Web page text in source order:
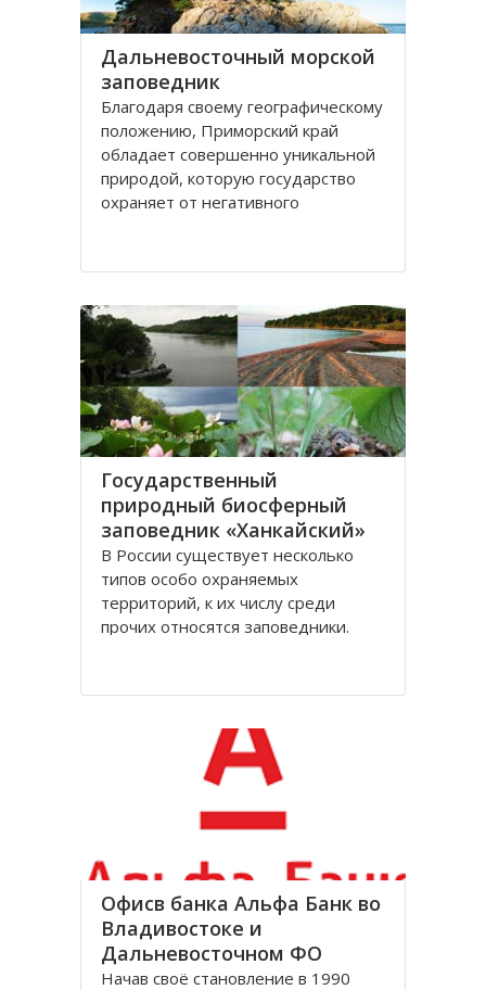
Дальневосточный морской
заповедник
Благодаря своему географическому
положению, Приморский край
обладает совершенно уникальной
природой, которую государство
охраняет от негативного
природные территории. В числе
крае их шесть. Особое значение
для
Государственный
природный биосферный
заповедник «Ханкайский»
В России существует несколько
типов особо охраняемых
территорий, к их числу среди
прочих относятся заповедники.
и сейчас они составляют основу
охраны природы в целом.
Офисв банка Альфа Банк во
Владивостоке и
Дальневосточном ФО
Начав своё становление в 1990